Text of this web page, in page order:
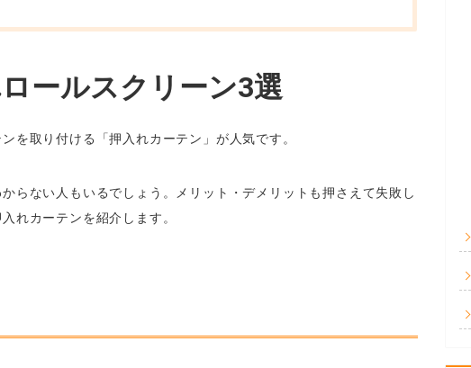
ールスクリーン3選
を取り付ける「押入れカーテン」が人気です。
らない人もいるでしょう。メリット・デメリットも押さえて失敗し
れカーテンを紹介します。